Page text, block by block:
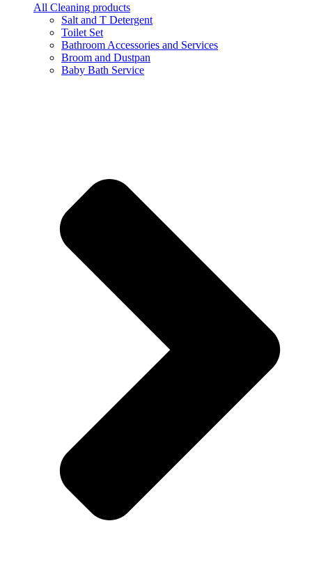
All Cleaning products
Salt and T Detergent
Toilet Set
Bathroom Accessories and Services
Broom and Dustpan
Baby Bath Service